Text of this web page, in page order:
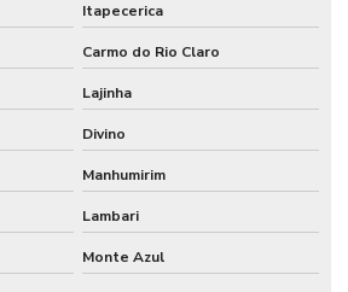
Itapecerica
Carmo do Rio Claro
Lajinha
Divino
Manhumirim
Lambari
Monte Azul